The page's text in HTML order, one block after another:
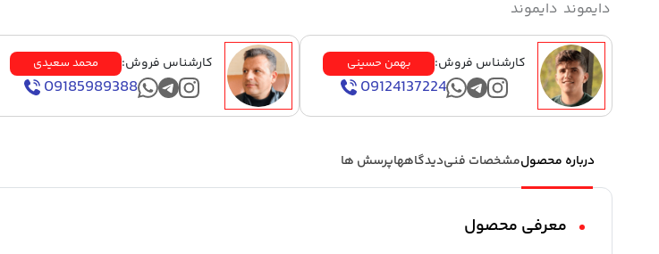
کارشناس فروش: بهمن حسینی
09124137224
کارشناس فروش: محمد سعیدی
09185989388
درباره محصولمشخصات فنیدیدگاههاپرسش ها
معرفی محصول